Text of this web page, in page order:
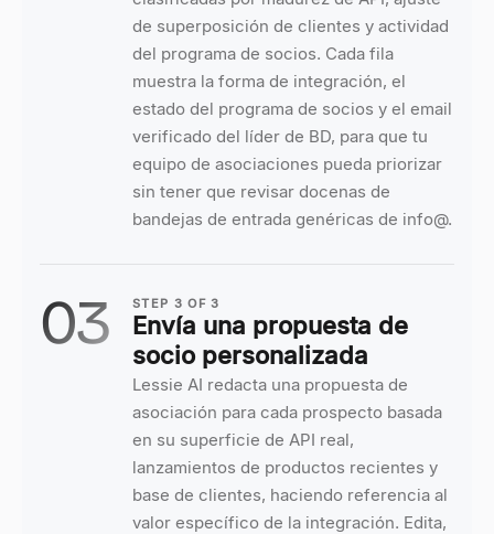
de superposición de clientes y actividad
del programa de socios. Cada fila
muestra la forma de integración, el
estado del programa de socios y el email
verificado del líder de BD, para que tu
equipo de asociaciones pueda priorizar
sin tener que revisar docenas de
bandejas de entrada genéricas de info@.
03 STEP 3 OF3
Envía una propuesta de
socio personalizada
Lessie AI redacta una propuesta de
asociación para cada prospecto basada
en su superficie de API real,
lanzamientos de productos recientes y
base de clientes, haciendo referencia al
valor específico de la integración. Edita,